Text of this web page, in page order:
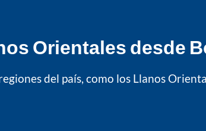
Orientales desde
del país, como los Llanos